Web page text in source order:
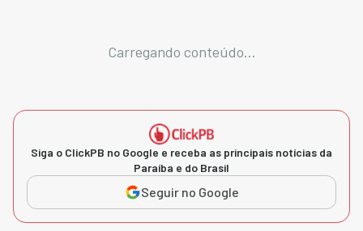
Carregando conteúdo...
Siga o ClickPB no Google e receba as principais notícias da
Paraíba e do Brasil
Seguir no Google